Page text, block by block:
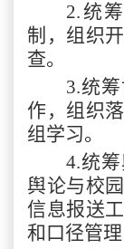
2.统
制，组织
查。
3.统
作，组织
组学习。
4.统
舆论与校
信息报送
和口径管